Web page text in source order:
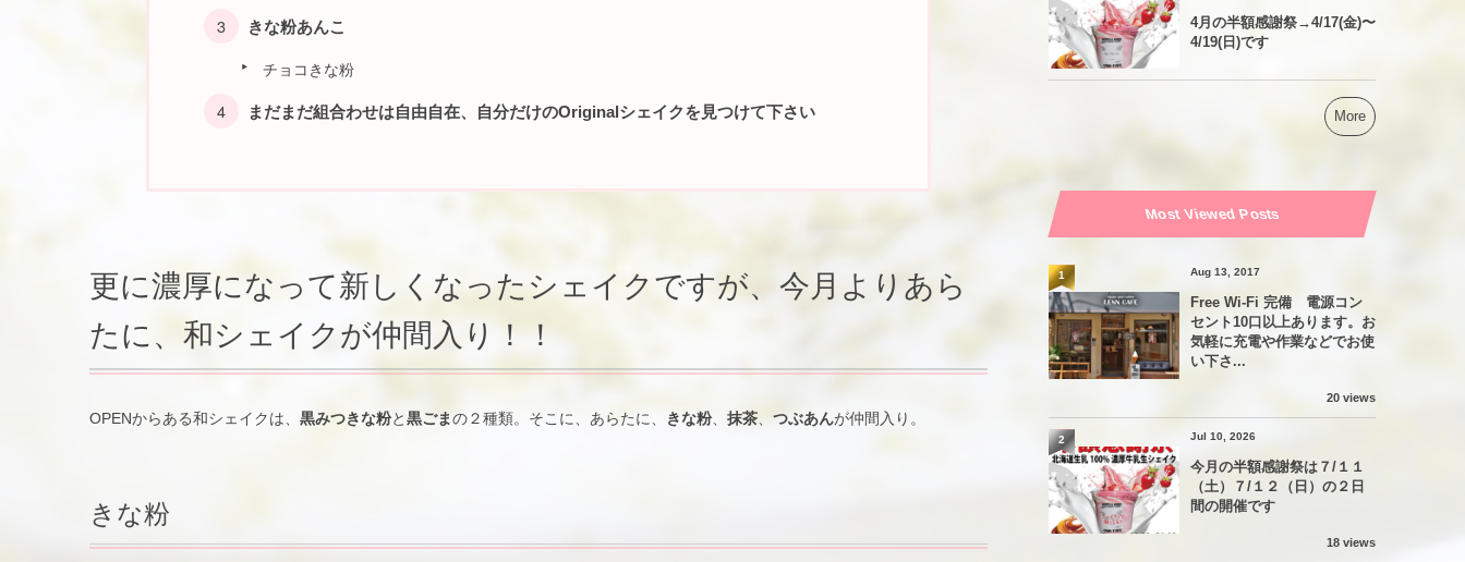
きな粉あんこ
チョコきな粉
まだまだ組合わせは自由自在、自分だけのOriginalシェイクを見つけて下さい
更に濃厚になって新しくなったシェイクですが、今月よりあら
たに、和シェイクが仲間入り！！
OPENからある和シェイクは、 黒みつきな粉と黒ごまの２種類。そこに、あらたに、 きな粉、 抹茶、 つぶあんが仲間入り。
きな粉
4月の半額感謝祭→4/17(金)〜
4/19(日)です
More
Most Viewed Posts
Aug 13, 2017
Free Wi-Fi 完備 電源コン
セント10口以上あります。お
気軽に充電や作業などでお使
い下さ...
20 views
1
Jul 10, 2026
今月の半額感謝祭は７/１１
（土）７/１２（日）の２日
間の開催です
18 views
2